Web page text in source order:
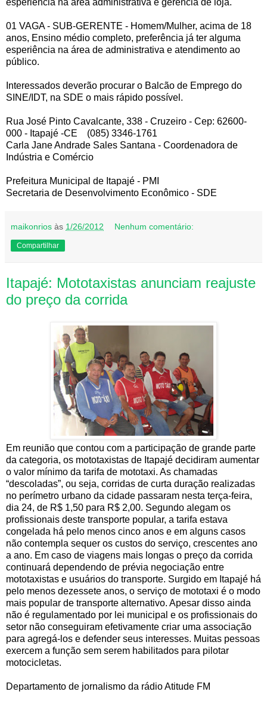
01 VAGA - SUB-GERENTE - Homem/Mulher, acima de 18
anos, Ensino médio completo, preferência já ter alguma
esperiência na área de administrativa e atendimento ao
público.
Interessados deverão procurar o Balcão de Emprego do
SINE/IDT, na SDE o mais rápido possível.
Rua José Pinto Cavalcante, 338 - Cruzeiro - Cep: 62600-
000 - Itapajé -CE (085) 3346-1761
Carla Jane Andrade Sales Santana - Coordenadora de
Indústria e Comércio
Prefeitura Municipal de Itapajé - PMI
Secretaria de Desenvolvimento Econômico - SDE
maikonrios às 1/26/2012 Nenhum comentário:
Compartilhar
Itapajé: Mototaxistas anunciam reajuste
do preço da corrida
Em reunião que contou com a participação de grande parte
da categoria, os mototaxistas de Itapajé decidiram aumentar
o valor mínimo da tarifa de mototaxi. As chamadas
“descoladas”, ou seja, corridas de curta duração realizadas
no perímetro urbano da cidade passaram nesta terça-feira,
dia 24, de R$ 1,50 para R$ 2,00. Segundo alegam os
profissionais deste transporte popular, a tarifa estava
congelada há pelo menos cinco anos e em alguns casos
não contempla sequer os custos do serviço, crescentes ano
a ano. Em caso de viagens mais longas o preço da corrida
continuará dependendo de prévia negociação entre
mototaxistas e usuários do transporte. Surgido em Itapajé há
pelo menos dezessete anos, o serviço de mototaxi é o modo
mais popular de transporte alternativo. Apesar disso ainda
não é regulamentado por lei municipal e os profissionais do
setor não conseguiram efetivamente criar uma associação
para agregá-los e defender seus interesses. Muitas pessoas
exercem a função sem serem habilitados para pilotar
motocicletas.
Departamento de jornalismo da rádio Atitude FM